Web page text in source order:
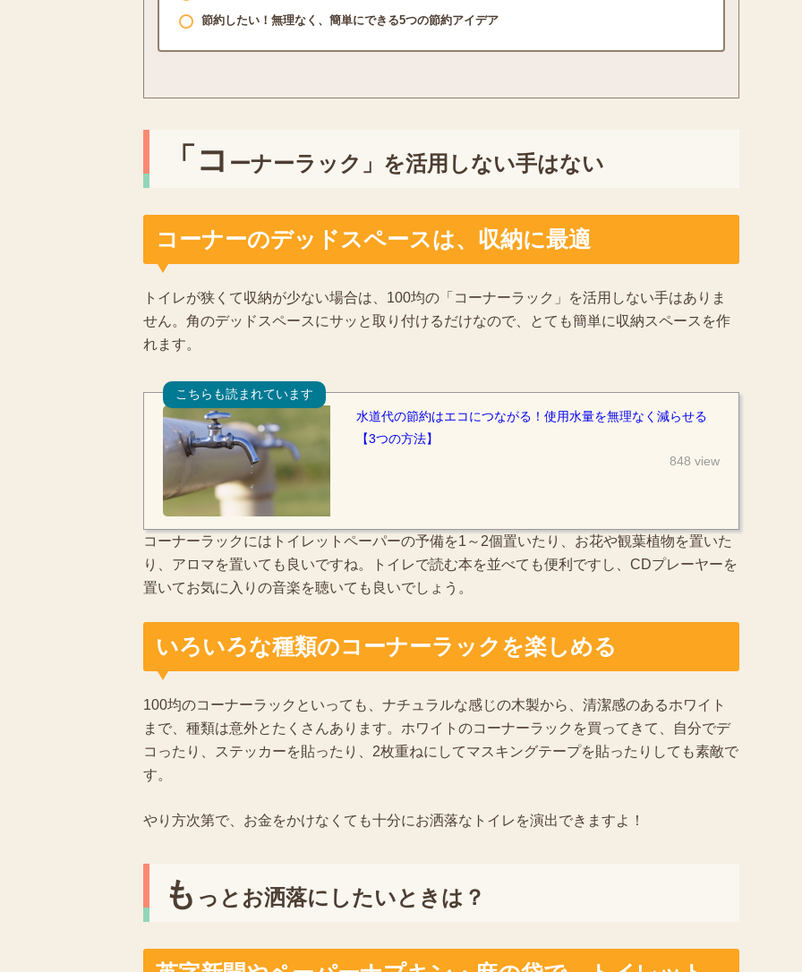
節約したい！無理なく、簡単にできる5つの節約アイデア
「コ ーナーラック」を活用しない手はない
コーナーのデッドスペースは、収納に最適
トイレが狭くて収納が少ない場合は、100均の「コーナーラック」を活用しない手はありま
せん。角のデッドスペースにサッと取り付けるだけなので、とても簡単に収納スペースを作
れます。
こちらも読まれています
水道代の節約はエコにつながる！使用水量を無理なく減らせる
【3つの方法】
848 view
コーナーラックにはトイレットペーパーの予備を1～2個置いたり、お花や観葉植物を置いた
り、アロマを置いても良いですね。トイレで読む本を並べても便利ですし、CDプレーヤーを
置いてお気に入りの音楽を聴いても良いでしょう。
いろいろな種類のコーナーラックを楽しめる
100均のコーナーラックといっても、ナチュラルな感じの木製から、清潔感のあるホワイト
まで、種類は意外とたくさんあります。ホワイトのコーナーラックを買ってきて、自分でデ
コったり、ステッカーを貼ったり、2枚重ねにしてマスキングテープを貼ったりしても素敵で
す。
やり方次第で、お金をかけなくても十分にお洒落なトイレを演出できますよ！
も っとお洒落にしたいときは？